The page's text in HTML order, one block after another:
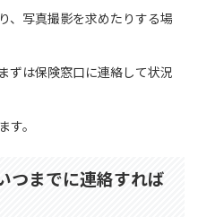
、写真撮影を求めたりする場
ずは保険窓口に連絡して状況
。
つまでに連絡すれば